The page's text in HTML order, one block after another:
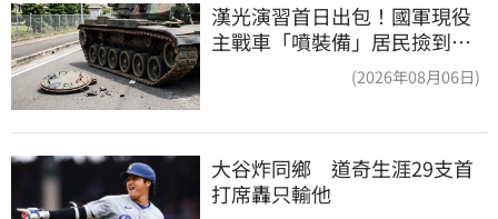
漢光演習首日出包！國軍現役
主戰車「噴裝備」居民撿到零
(2026年08月06日)
大谷炸同鄉　道奇生涯29支首
打席轟只輸他